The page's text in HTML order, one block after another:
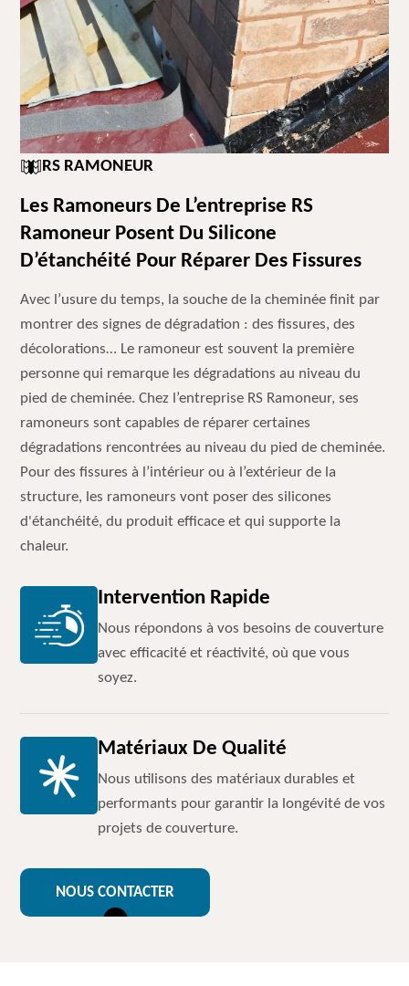
RS RAMONEUR
Les Ramoneurs De L’entreprise RS
Ramoneur Posent Du Silicone
D’étanchéité Pour Réparer Des Fissures
Avec l’usure du temps, la souche de la cheminée finit par
montrer des signes de dégradation : des fissures, des
décolorations… Le ramoneur est souvent la première
personne qui remarque les dégradations au niveau du
pied de cheminée. Chez l’entreprise RS Ramoneur, ses
ramoneurs sont capables de réparer certaines
dégradations rencontrées au niveau du pied de cheminée.
Pour des fissures à l’intérieur ou à l’extérieur de la
structure, les ramoneurs vont poser des silicones
d'étanchéité, du produit efficace et qui supporte la
chaleur.
Intervention Rapide
Nous répondons à vos besoins de couverture
avec efficacité et réactivité, où que vous
soyez.
Matériaux De Qualité
Nous utilisons des matériaux durables et
performants pour garantir la longévité de vos
projets de couverture.
NOUS CONTACTER